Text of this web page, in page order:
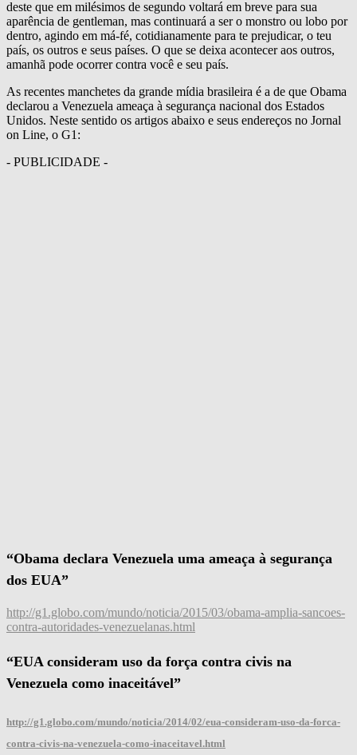
deste que em milésimos de segundo voltará em breve para sua
aparência de gentleman, mas continuará a ser o monstro ou lobo por
dentro, agindo em má-fé, cotidianamente para te prejudicar, o teu
país, os outros e seus países. O que se deixa acontecer aos outros,
amanhã pode ocorrer contra você e seu país.
As recentes manchetes da grande mídia brasileira é a de que Obama
declarou a Venezuela ameaça à segurança nacional dos Estados
Unidos. Neste sentido os artigos abaixo e seus endereços no Jornal
on Line, o G1:
- PUBLICIDADE -
“Obama declara Venezuela uma ameaça à segurança
dos EUA”
http://g1.globo.com/mundo/noticia/2015/03/obama-amplia-sancoes-
contra-autoridades-venezuelanas.html
“EUA consideram uso da força contra civis na
Venezuela como inaceitável”
http://g1.globo.com/mundo/noticia/2014/02/eua-consideram-uso-da-forca-
contra-civis-na-venezuela-como-inaceitavel.html